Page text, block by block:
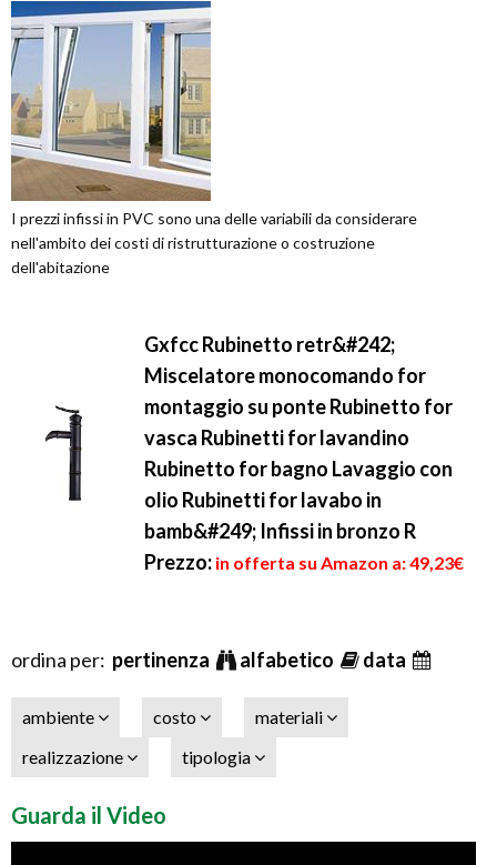
I prezzi infissi in PVC sono una delle variabili da considerare
nell'ambito dei costi di ristrutturazione o costruzione
dell'abitazione
Gxfcc Rubinetto retr&#242;
Miscelatore monocomando for
montaggio su ponte Rubinetto for
vasca Rubinetti for lavandino
Rubinetto for bagno Lavaggio con
olio Rubinetti for lavabo in
bamb&#249; Infissi in bronzo R
Prezzo: in offerta su Amazon a: 49,23€
ordina per: pertinenza alfabetico data
ambiente costo
materiali
realizzazione
tipologia
Guarda il Video